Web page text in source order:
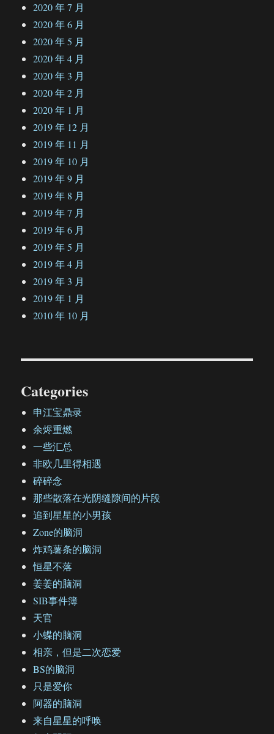
2020 年 7 月
2020 年 6 月
2020 年 5 月
2020 年 4 月
2020 年 3 月
2020 年 2 月
2020 年 1 月
2019 年 12 月
2019 年 11 月
2019 年 10 月
2019 年 9 月
2019 年 8 月
2019 年 7 月
2019 年 6 月
2019 年 5 月
2019 年 4 月
2019 年 3 月
2019 年 1 月
2010 年 10 月
Categories
申江宝鼎录
余烬重燃
一些汇总
非欧几里得相遇
碎碎念
那些散落在光阴缝隙间的片段
追到星星的小男孩
Zone的脑洞
炸鸡薯条的脑洞
恒星不落
姜姜的脑洞
SIB事件簿
天官
小蝶的脑洞
相亲，但是二次恋爱
BS的脑洞
只是爱你
阿器的脑洞
来自星星的呼唤